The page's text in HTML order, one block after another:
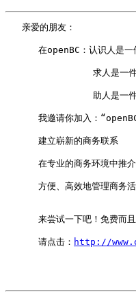
   亲爱的朋友：
在openBC：认识人是一
求人是一件
助人是一件
我邀请你加入：“openBC
      建立崭新的商务联系
在专业的商务环境中推介
方便、高效地管理商务
来尝试一下吧！免费而且
      请点击：
http://